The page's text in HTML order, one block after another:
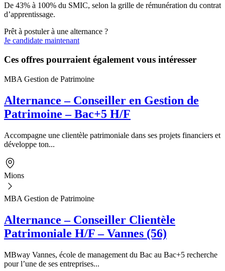
De 43% à 100% du SMIC, selon la grille de rémunération du contrat
d’apprentissage.
Prêt à postuler à une alternance ?
Je candidate maintenant
Ces offres pourraient également vous intéresser
MBA Gestion de Patrimoine
Alternance – Conseiller en Gestion de
Patrimoine – Bac+5 H/F
Accompagne une clientèle patrimoniale dans ses projets financiers et
développe ton...
Mions
MBA Gestion de Patrimoine
Alternance – Conseiller Clientèle
Patrimoniale H/F – Vannes (56)
MBway Vannes, école de management du Bac au Bac+5 recherche
pour l’une de ses entreprises...